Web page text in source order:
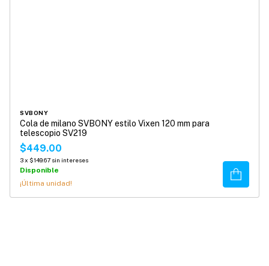
SVBONY
Cola de milano SVBONY estilo Vixen 120 mm para
telescopio SV219
$449.00
3x $149.67 sin intereses
Disponible
¡Última unidad!
Comprar